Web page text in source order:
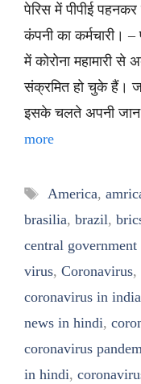
पेरिस में पीपीई
कंपनी का कर्मचारी।
में कोरोना महामारी
संक्रमित हो चुके हैं।
इसके चलते अपनी
more
Tags
America,
brasilia, brazil,
central
virus, Coronavirus,
coronavirus in
news in hindi,
coronavirus
in hindi,